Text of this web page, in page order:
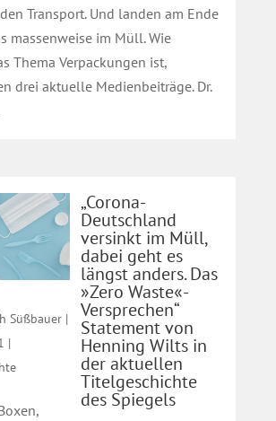
Transport. Und landen am Ende
massenweise im Müll. Wie
Thema Verpackungen ist,
drei aktuelle Medienbeiträge. Dr.
„Corona-
Deutschland
versinkt im Müll,
dabei geht es
längst anders. Das
»Zero Waste«-
Versprechen“
Statement von
Henning Wilts in
der aktuellen
Titelgeschichte
des Spiegels
Süßbauer|
|